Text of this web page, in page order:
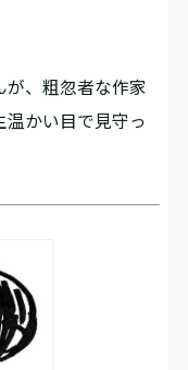
、粗忽者な作家
温かい目で見守っ